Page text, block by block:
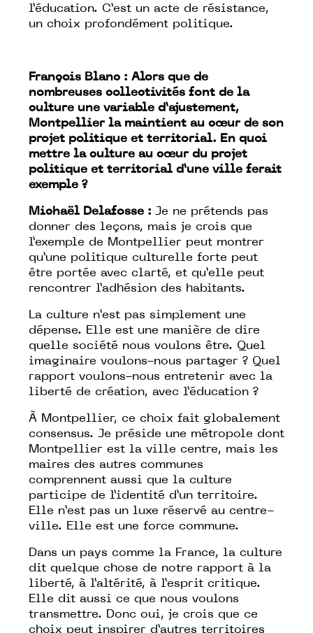
l’éducation. C’est un acte de résistance,
un choix profondément politique.
François Blanc : Alors que de
nombreuses collectivités font de la
culture une variable d’ajustement,
Montpellier la maintient au cœur de son
projet politique et territorial. En quoi
mettre la culture au cœur du projet
politique et territorial d’une ville ferait
exemple ?
Michaël Delafosse : Je ne prétends pas
donner des leçons, mais je crois que
l’exemple de Montpellier peut montrer
qu’une politique culturelle forte peut
être portée avec clarté, et qu’elle peut
rencontrer l’adhésion des habitants.
La culture n’est pas simplement une
dépense. Elle est une manière de dire
quelle société nous voulons être. Quel
imaginaire voulons-nous partager ? Quel
rapport voulons-nous entretenir avec la
liberté de création, avec l’éducation ?
À Montpellier, ce choix fait globalement
consensus. Je préside une métropole dont
Montpellier est la ville centre, mais les
maires des autres communes
comprennent aussi que la culture
participe de l’identité d’un territoire.
Elle n’est pas un luxe réservé au centre-
ville. Elle est une force commune.
Dans un pays comme la France, la culture
dit quelque chose de notre rapport à la
liberté, à l’altérité, à l’esprit critique.
Elle dit aussi ce que nous voulons
transmettre. Donc oui, je crois que ce
choix peut inspirer d’autres territoires